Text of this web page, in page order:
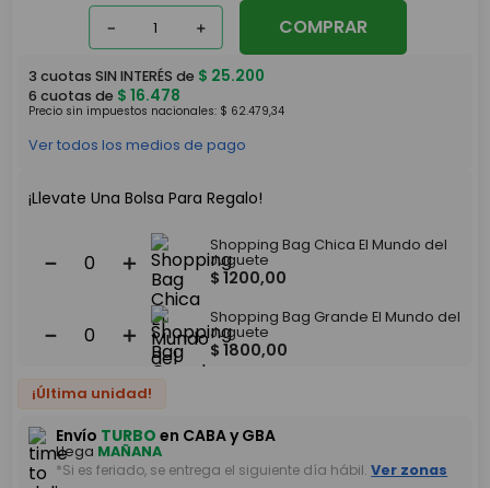
＋
－ COMPRAR
3 cuotas SIN INTERÉS de $ 25.200
6 cuotas de $ 16.478
Precio sin impuestos nacionales: $ 62.479,34
Ver todos los medios de pago
¡Llevate Una Bolsa Para Regalo!
＋
－
Shopping Bag Chica El Mundo del
Juguete
$ 1200,00
＋
－
Shopping Bag Grande El Mundo del
Juguete
$ 1800,00
¡Última unidad!
Envío TURBO en CABA y GBA
Llega MAÑANA
*Si es feriado, se entrega el siguiente día hábil. Ver zonas